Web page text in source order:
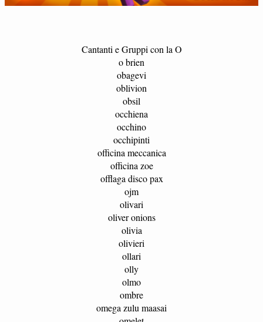
Cantanti e Gruppi con la O
o brien
obagevi
oblivion
obsil
occhiena
occhino
occhipinti
officina meccanica
officina zoe
offlaga disco pax
ojm
olivari
oliver onions
olivia
olivieri
ollari
olly
olmo
ombre
omega zulu maasai